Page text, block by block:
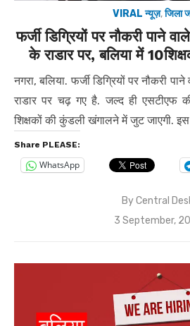
VIRAL न्यूज़,जिला
फर्जी डिग्रियों पर नौकरी पाने
के राडार पर, बलिया में
नगरा, बलिया. फर्जी डिग्रियों पर नौकरी
राडार पर चढ़ गए है. जल्द ही एसटीएफ
शिक्षकों की कुंडली खंगालने में जुट जाएगी.
Share PLEASE:
WhatsApp
ByCentral
Posted
3 September,